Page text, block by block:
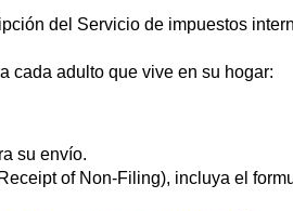
del Servicio de impuestos
cada adulto que vive en su hogar:
su envío.
of Non-Filing), incluya el